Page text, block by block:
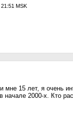
MSK
мне 15 лет, я очень
2000-х. Кто